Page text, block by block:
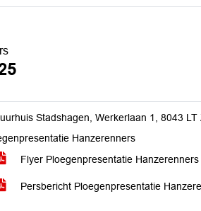
Stadshagen, Werkerlaan 1, 8043 LT
Hanzerenners
Flyer Ploegenpresentatie
Persbericht Ploegenpresentatie